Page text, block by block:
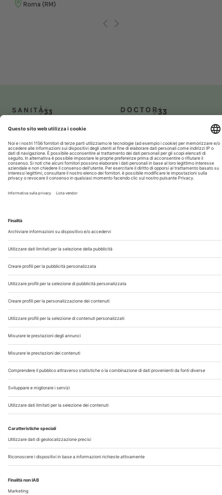
Roma (RM)
Chi Siamo
Contatti
Note Legali
Privacy
©2026 Edra S.p.a | www.edraspa.it | P.iva 08056040960
| Tel. 02/881841 | Sede legale: Viale Enrico Forlanini 21 -
20134 Milano (Italy)
Registrazione Tribunale di Milano n° 5578/2022 del